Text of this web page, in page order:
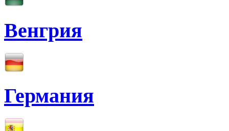
Венгрия
Германия